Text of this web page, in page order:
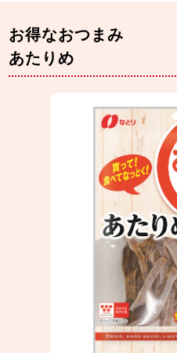
お得なおつまみ
あたりめ